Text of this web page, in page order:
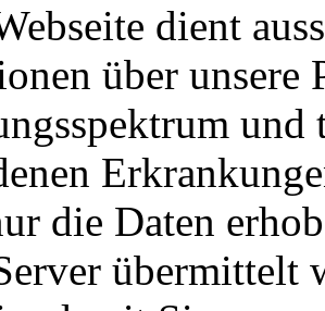
dient
über unsere
die Daten
übermittelt